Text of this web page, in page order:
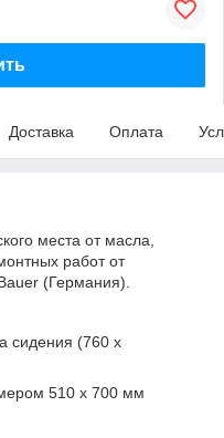
Доставка Оплата
места от масла,
работ от
(Германия).
сидения (760 х
510 х 700 мм